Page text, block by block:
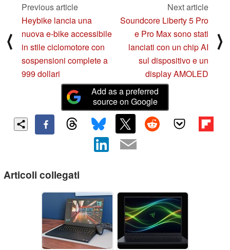
⟨
Previous article
Heybike lancia una
nuova e-bike accessibile
in stile ciclomotore con
sospensioni complete a
999 dollari
Next article
Soundcore Liberty 5 Pro
e Pro Max sono stati
lanciati con un chip AI
sul dispositivo e un
display AMOLED
⟩
Add as a preferred
source on Google
Articoli collegati